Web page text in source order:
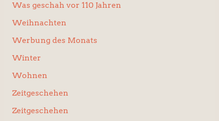
Was geschah vor 110 Jahren
Weihnachten
Werbung des Monats
Winter
Wohnen
Zeitgeschehen
Zeitgeschehen